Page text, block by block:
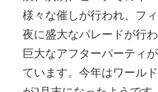
様々な催しが行われ、フ
夜に盛大なパレードが行
巨大なアフターパーティ
ています。今年はワール